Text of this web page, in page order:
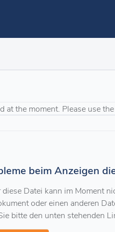
at the moment. Please use
beim Anzeigen
diese Datei kann im Moment
oder einen anderen
bitte den unten stehenden